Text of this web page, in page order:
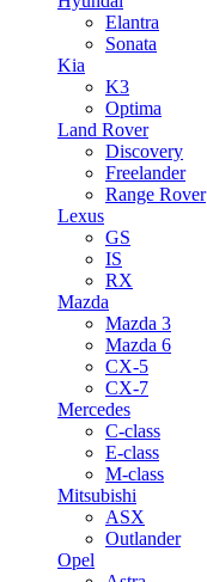
Elantra
Sonata
Kia
K3
Optima
Land Rover
Discovery
Freelander
Range Rover
Lexus
GS
IS
RX
Mazda
Mazda 3
Mazda 6
CX-5
CX-7
Mercedes
C-class
E-class
M-class
Mitsubishi
ASX
Outlander
Opel